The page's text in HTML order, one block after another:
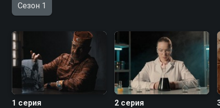
Сезон 1
1 серия 2 серия